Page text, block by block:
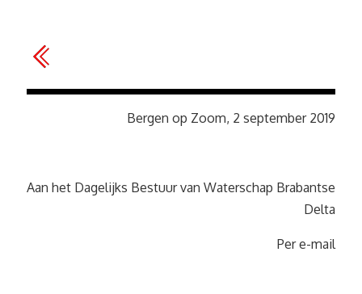
Bergen op Zoom, 2 september 2019
Aan het Dagelijks Bestuur van Waterschap Brabantse
Delta
Per e-mail